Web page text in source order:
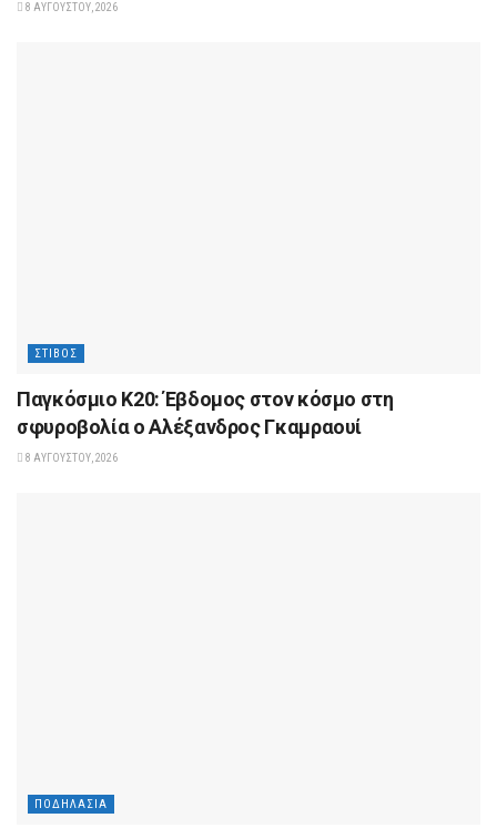
8 ΑΥΓΟΎΣΤΟΥ, 2026
ΣΤΊΒΟΣ
Παγκόσμιο Κ20: Έβδομος στον κόσμο στη
σφυροβολία ο Αλέξανδρος Γκαμραουί
8 ΑΥΓΟΎΣΤΟΥ, 2026
ΠΟΔΗΛΑΣΊΑ